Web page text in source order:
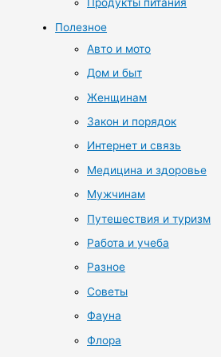
Продукты питания
Полезное
Авто и мото
Дом и быт
Женщинам
Закон и порядок
Интернет и связь
Медицина и здоровье
Мужчинам
Путешествия и туризм
Работа и учеба
Разное
Советы
Фауна
Флора